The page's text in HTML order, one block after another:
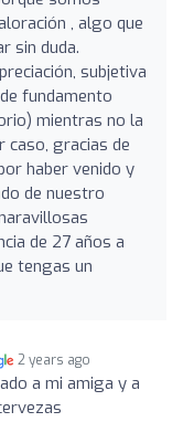
, algo que
sin duda.
subjetiva
fundamento
mientras no la
caso, gracias de
haber venido y
de nuestro
de 27 años a
tengas un
2 years ago
a mi amiga y a